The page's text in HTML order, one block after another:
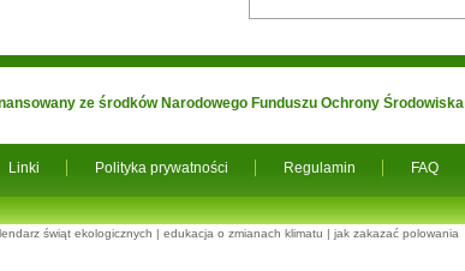
Linki Polityka prywatności Regulamin FAQ
ze środków Narodowego Funduszu Ochrony Środowiska
świąt ekologicznych | edukacja o zmianach klimatu | jak zakazać polowania